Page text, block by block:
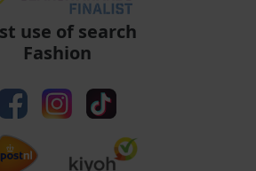
use of search
Fashion